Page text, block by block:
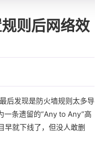
则后网络效
后发现是防火墙规则太多导
一条遗留的“Any to Any”高
早就下线了，但没人敢删